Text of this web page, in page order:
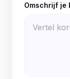
Omschrijf je